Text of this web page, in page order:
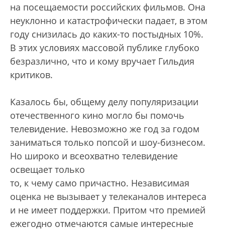
на посещаемости российских фильмов. Она
неуклонно и катастрофически падает, в этом
году снизилась до каких-то постыдных 10%.
В этих условиях массовой публике глубоко
безразлично, что и кому вручает Гильдия
критиков.
Казалось бы, общему делу популяризации
отечественного кино могло бы помочь
телевидение. Невозможно же год за годом
заниматься только попсой и шоу-бизнесом.
Но широко и всеохватно телевидение
освещает только
то, к чему само причастно. Независимая
оценка не вызывает у телеканалов интереса
и не имеет поддержки. Притом что премией
ежегодно отмечаются самые интересные